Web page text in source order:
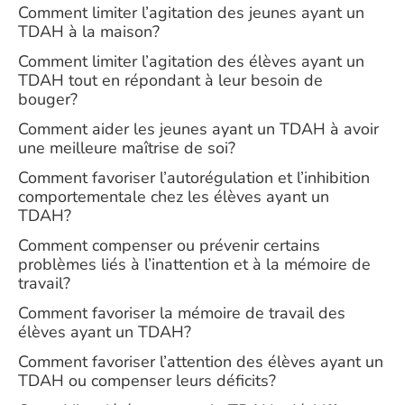
Comment limiter l’agitation des jeunes ayant un
TDAH à la maison?
Comment limiter l’agitation des élèves ayant un
TDAH tout en répondant à leur besoin de
bouger?
Comment aider les jeunes ayant un TDAH à avoir
une meilleure maîtrise de soi?
Comment favoriser l’autorégulation et l’inhibition
comportementale chez les élèves ayant un
TDAH?
Comment compenser ou prévenir certains
problèmes liés à l’inattention et à la mémoire de
travail?
Comment favoriser la mémoire de travail des
élèves ayant un TDAH?
Comment favoriser l’attention des élèves ayant un
TDAH ou compenser leurs déficits?